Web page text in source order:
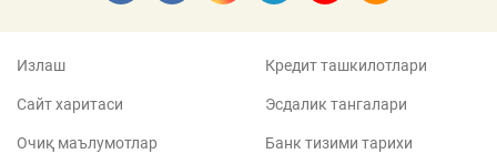
Излаш
Сайт харитаси
Очиқ маълумотлар
Кредит ташкилотлари
Эсдалик тангалари
Банк тизими тарихи